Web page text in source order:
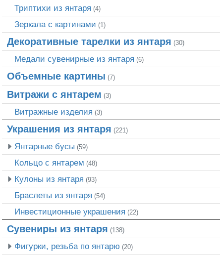
Триптихи из янтаря (4)
Зеркала с картинами (1)
Декоративные тарелки из янтаря (30)
Медали сувенирные из янтаря (6)
Объемные картины (7)
Витражи с янтарем (3)
Витражные изделия (3)
Украшения из янтаря (221)
Янтарные бусы (59)
Кольцо с янтарем (48)
Кулоны из янтаря (93)
Браслеты из янтаря (54)
Инвестиционные украшения (22)
Сувениры из янтаря (138)
Фигурки, резьба по янтарю (20)